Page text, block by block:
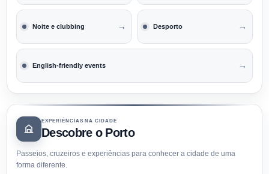
Noite e clubbing → Desporto →
English-friendly events →
EXPERIÊNCIAS NA CIDADE
Descobre o Porto
Passeios, cruzeiros e experiências para conhecer a cidade de uma
forma diferente.